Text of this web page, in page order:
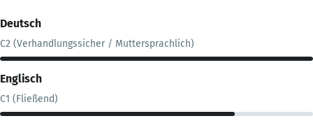
Deutsch
C2 (Verhandlungssicher / Muttersprachlich)
Englisch
C1 (Fließend)